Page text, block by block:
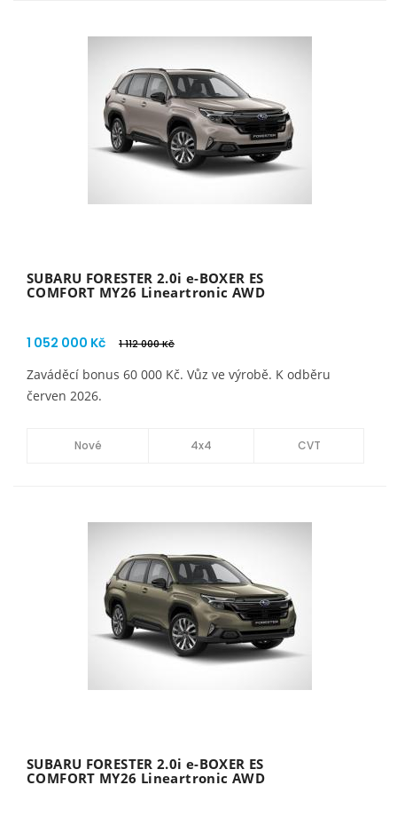
SUBARU FORESTER 2.0i e-BOXER ES
COMFORT MY26 Lineartronic AWD
1 052 000 Kč 1 112 000 Kč
Zaváděcí bonus 60 000 Kč. Vůz ve výrobě. K odběru
červen 2026.
Nové 4x4 CVT
SUBARU FORESTER 2.0i e-BOXER ES
COMFORT MY26 Lineartronic AWD